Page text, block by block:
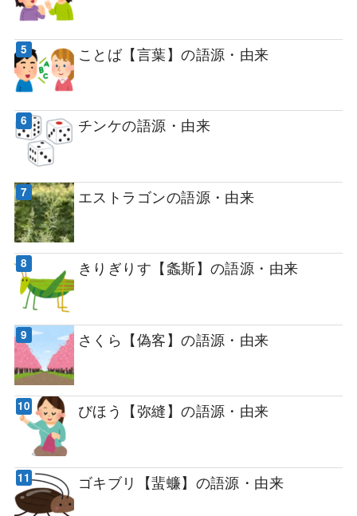
ことば【言葉】の語源・由来
チンケの語源・由来
エストラゴンの語源・由来
きりぎりす【螽斯】の語源・由来
さくら【偽客】の語源・由来
びほう【弥縫】の語源・由来
ゴキブリ【蜚蠊】の語源・由来